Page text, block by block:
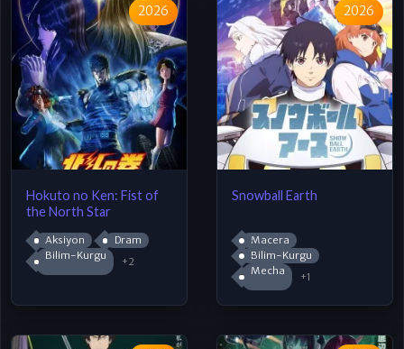
2026
Hokuto no Ken: Fist of
the North Star
Aksiyon
Dram
Bilim-Kurgu
+2
2026
Snowball Earth
Macera
Bilim-Kurgu
Mecha
+1